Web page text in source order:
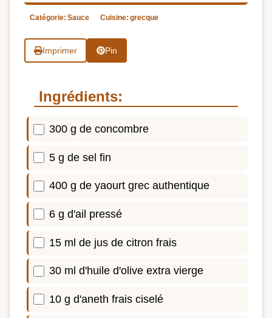
Catégorie: Sauce Cuisine: grecque
Imprimer Pin
Ingrédients:
300 g de concombre
5 g de sel fin
400 g de yaourt grec authentique
6 g d'ail pressé
15 ml de jus de citron frais
30 ml d'huile d'olive extra vierge
10 g d'aneth frais ciselé